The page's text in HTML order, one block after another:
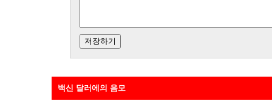
백신 달러에의 음모